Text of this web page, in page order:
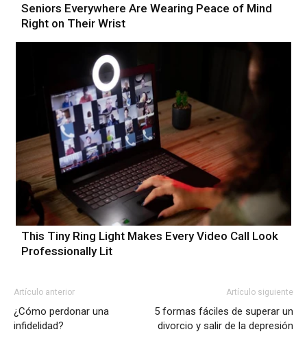
Seniors Everywhere Are Wearing Peace of Mind
Right on Their Wrist
This Tiny Ring Light Makes Every Video Call Look
Professionally Lit
Artículo anterior
¿Cómo perdonar una
infidelidad?
Artículo siguiente
5 formas fáciles de superar un
divorcio y salir de la depresión